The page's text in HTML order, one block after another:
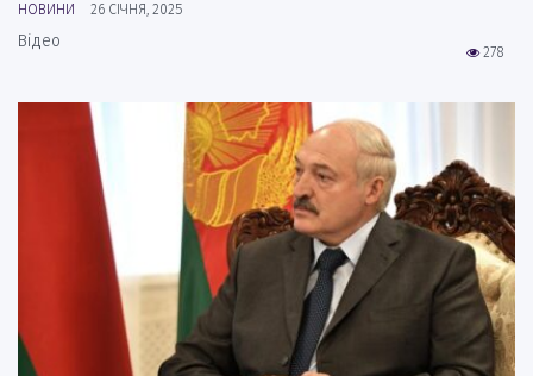
НОВИНИ 26 СІЧНЯ, 2025
278
Відео